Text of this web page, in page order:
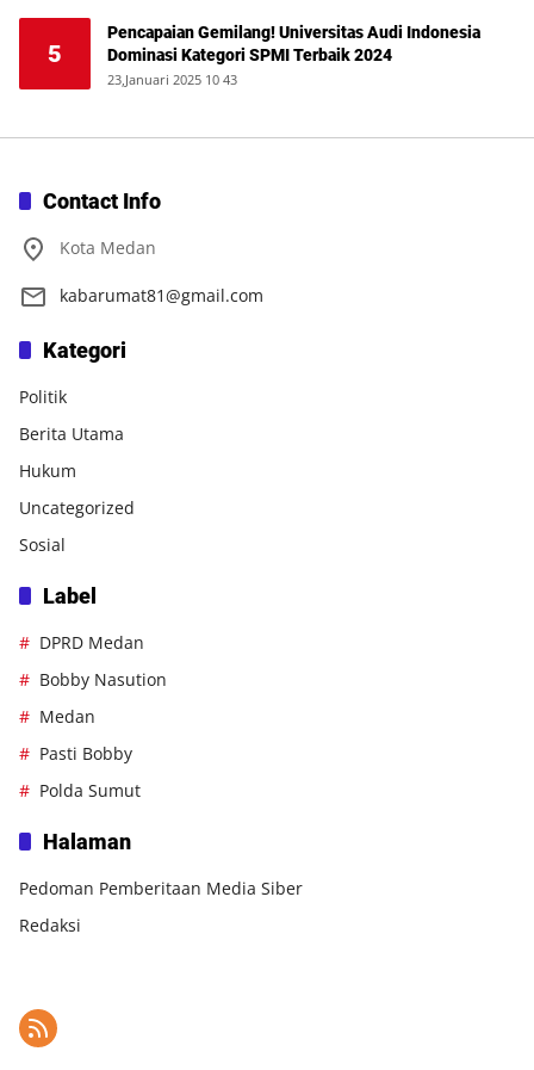
5
Pencapaian Gemilang! Universitas Audi Indonesia
Dominasi Kategori SPMI Terbaik 2024
23,Januari 2025 10 43
Contact Info
Kota Medan
kabarumat81@gmail.com
Kategori
Politik
Berita Utama
Hukum
Uncategorized
Sosial
Label
DPRD Medan
Bobby Nasution
Medan
Pasti Bobby
Polda Sumut
Halaman
Pedoman Pemberitaan Media Siber
Redaksi